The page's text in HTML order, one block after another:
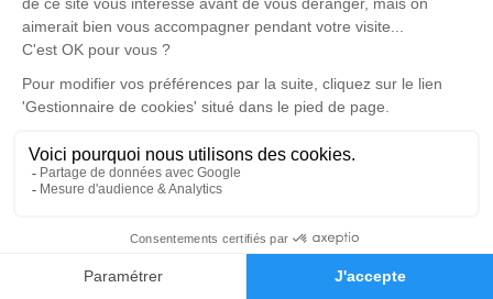
Faire-part Hommages
Un service de plantation d’arbre hommage est
disponible ici.
Je rends hommage
Cérémonie religieuse
Église de Vagnas
07150 Vagnas